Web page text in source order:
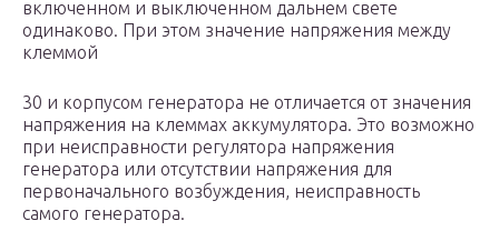
включенном и выключенном дальнем свете
одинаково. При этом значение напряжения между
клеммой
30 и корпусом генератора не отличается от значения
напряжения на клеммах аккумулятора. Это возможно
при неисправности регулятора напряжения
генератора или отсутствии напряжения для
первоначального возбуждения, неисправность
самого генератора.